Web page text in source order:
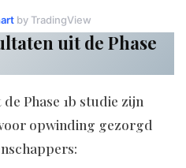
by TradingView
uit de Phase
Phase 1b studie zijn
opwinding gezorgd